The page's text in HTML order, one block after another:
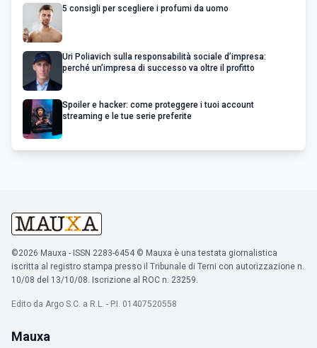
5 consigli per scegliere i profumi da uomo
Uri Poliavich sulla responsabilità sociale d’impresa:
perché un’impresa di successo va oltre il profitto
Spoiler e hacker: come proteggere i tuoi account
streaming e le tue serie preferite
©2026 Mauxa - ISSN 2283-6454 © Mauxa è una testata giornalistica
iscritta al registro stampa presso il Tribunale di Terni con autorizzazione n.
10/08 del 13/10/08. Iscrizione al ROC n. 23259.
Edito da Argo S.C. a R.L. - P.I. 01407520558
Mauxa